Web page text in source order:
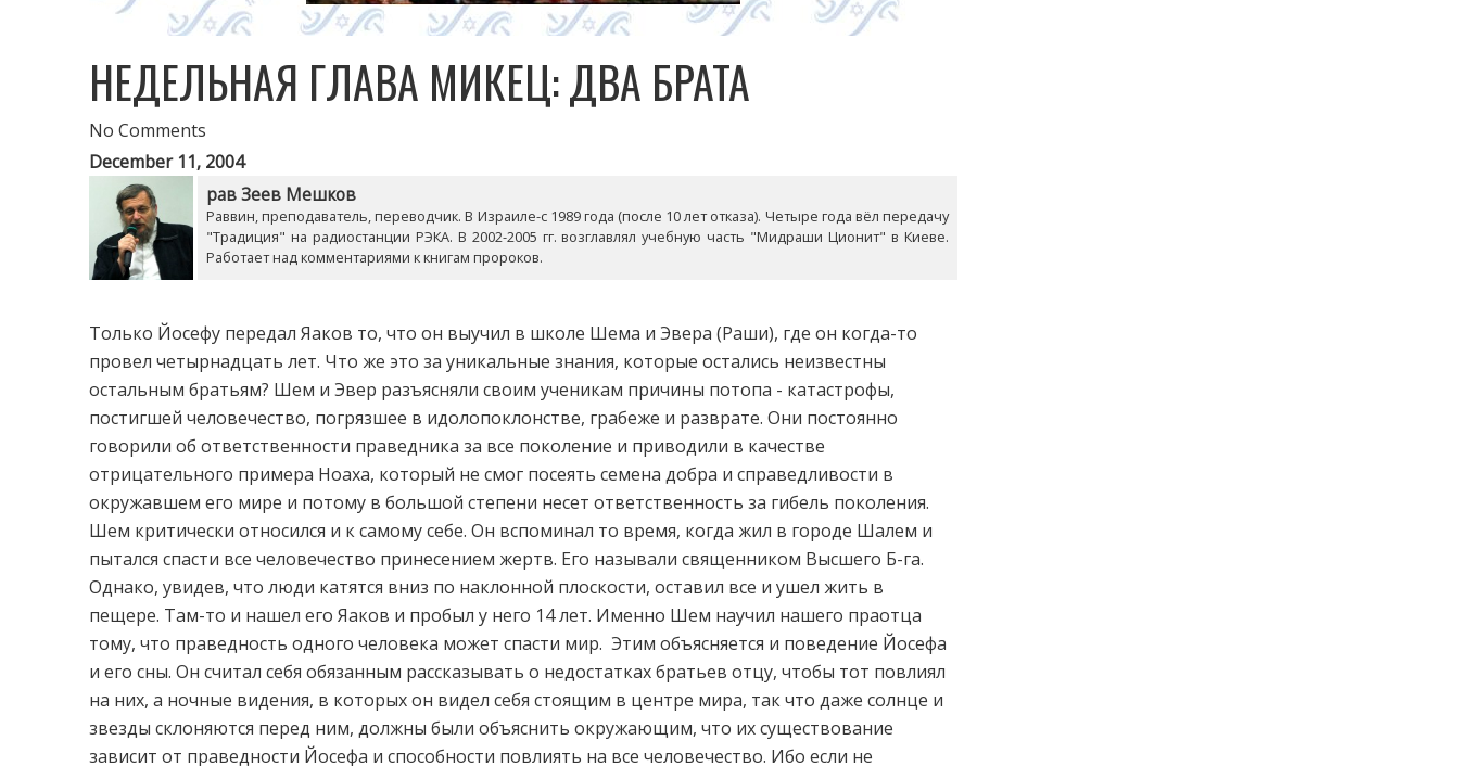
НЕДЕЛЬНАЯ ГЛАВА МИКЕЦ: ДВА БРАТА
No Comments
December 11, 2004
рав Зеев Мешков
Раввин, преподаватель, переводчик. В Израиле-с 1989 года (после 10 лет отказа). Четыре года вёл передачу
"Традиция" на радиостанции РЭКА. В 2002-2005 гг. возглавлял учебную часть "Мидраши Ционит" в Киеве.
Работает над комментариями к книгам пророков.
Только Йосефу передал Яаков то, что он выучил в школе Шема и Эвера (Раши), где он когда-то
провел четырнадцать лет. Что же это за уникальные знания, которые остались неизвестны
остальным братьям? Шем и Эвер разъясняли своим ученикам причины потопа - катастрофы,
постигшей человечество, погрязшее в идолопоклонстве, грабеже и разврате. Они постоянно
говорили об ответственности праведника за все поколение и приводили в качестве
отрицательного примера Ноаха, который не смог посеять семена добра и справедливости в
окружавшем его мире и потому в большой степени несет ответственность за гибель поколения.
Шем критически относился и к самому себе. Он вспоминал то время, когда жил в городе Шалем и
пытался спасти все человечество принесением жертв. Его называли священником Высшего Б-га.
Однако, увидев, что люди катятся вниз по наклонной плоскости, оставил все и ушел жить в
пещере. Там-то и нашел его Яаков и пробыл у него 14 лет. Именно Шем научил нашего праотца
тому, что праведность одного человека может спасти мир. Этим объясняется и поведение Йосефа
и его сны. Он считал себя обязанным рассказывать о недостатках братьев отцу, чтобы тот повлиял
на них, а ночные видения, в которых он видел себя стоящим в центре мира, так что даже солнце и
звезды склоняются перед ним, должны были объяснить окружающим, что их существование
зависит от праведности Йосефа и способности повлиять на все человечество. Ибо если не